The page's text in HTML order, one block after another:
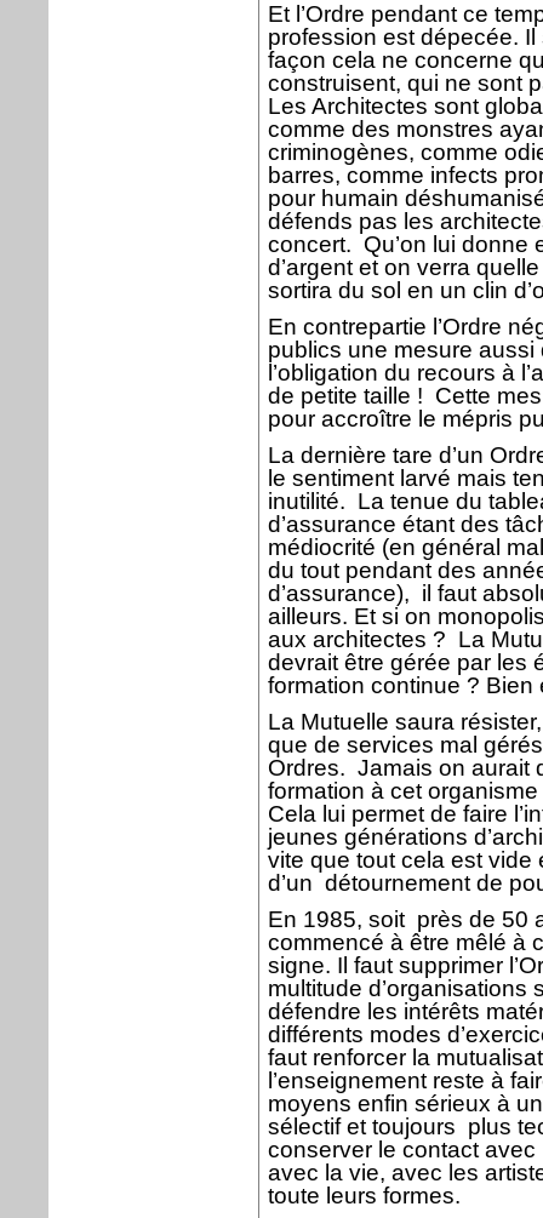
Et l’Ordre pendant ce
profession est dépecée. Il
façon cela ne concerne
construisent, qui ne sont
Les Architectes sont
comme des monstres
criminogènes, comme
barres, comme infects
pour humain
défends pas les
concert. Qu’on lui donne
d’argent et on verra
sortira du sol en un clin
En contrepartie l’Ordre
publics une mesure
l’obligation du recours à
de petite taille ! Cette
pour accroître le mépris
La dernière tare d’un
le sentiment larvé mais
inutilité. La tenue du
d’assurance étant des
médiocrité (en général
du tout pendant des
d’assurance), il faut
ailleurs. Et si on
aux architectes ? La
devrait être gérée par les
formation continue ?
La Mutuelle saura
que de services mal
Ordres. Jamais on aurait
formation à cet
Cela lui permet de faire
jeunes générations
vite que tout cela est vide
d’un détournement de
En 1985, soit près de 50
commencé à être mêlé à
signe. Il faut supprimer
multitude d’organisations
défendre les intérêts
différents modes
faut renforcer la
l’enseignement reste à
moyens enfin sérieux à
sélectif et toujours plus
conserver le contact
avec la vie, avec les
toute leurs formes.